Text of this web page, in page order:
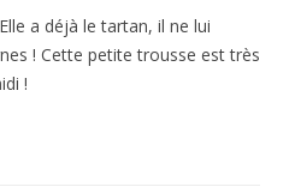
a déjà le tartan, il ne lui
! Cette petite trousse est très
!